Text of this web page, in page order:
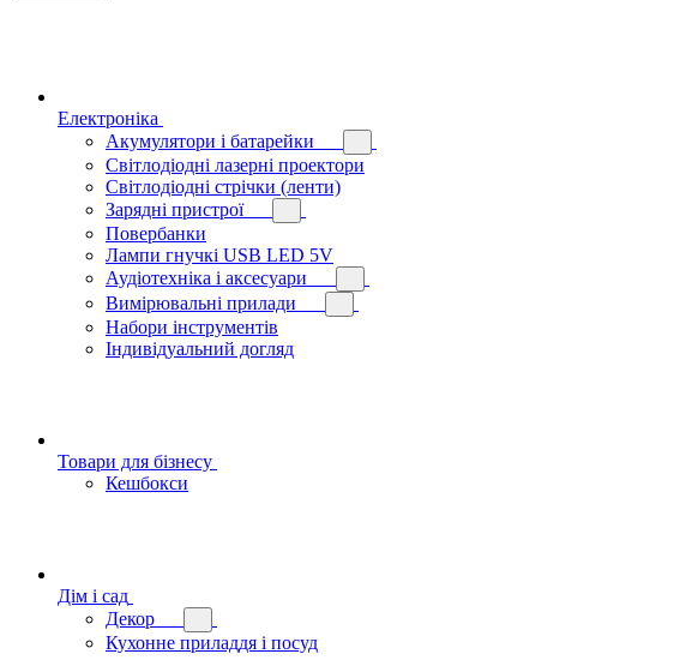
Електроніка
Акумулятори і батарейки
Світлодіодні лазерні проектори
Світлодіодні стрічки (ленти)
Зарядні пристрої
Повербанки
Лампи гнучкі USB LED 5V
Аудіотехніка і аксесуари
Вимірювальні прилади
Набори інструментів
Індивідуальний догляд
Товари для бізнесу
Кешбокси
Дім і сад
Декор
Кухонне приладдя і посуд